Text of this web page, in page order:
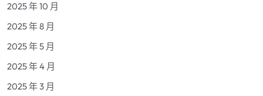
2025 年 10 月
2025 年 8 月
2025 年 5 月
2025 年 4 月
2025 年 3 月